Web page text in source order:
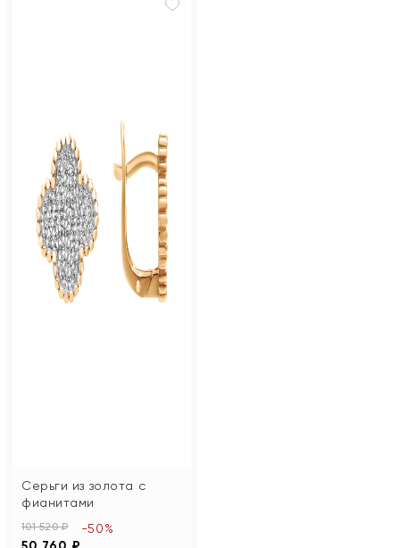
Серьги из золота с
фианитами
101 520 ₽ -50%